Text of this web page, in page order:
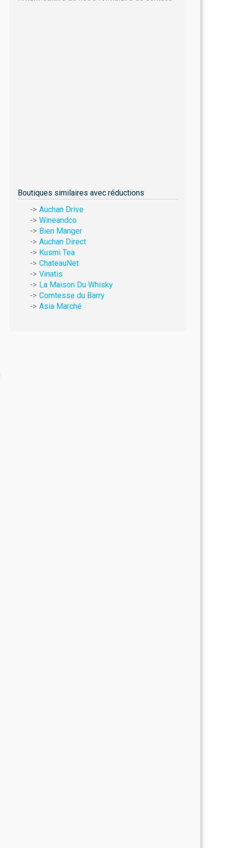
Boutiques similaires avec réductions
Auchan Drive
Wineandco
Bien Manger
Auchan Direct
Kusmi Tea
ChateauNet
Vinatis
La Maison Du Whisky
Comtesse du Barry
Asia Marché